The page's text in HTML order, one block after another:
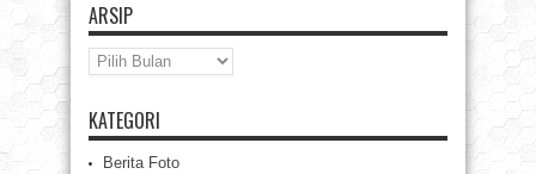
ARSIP
Arsip
KATEGORI
Berita Foto